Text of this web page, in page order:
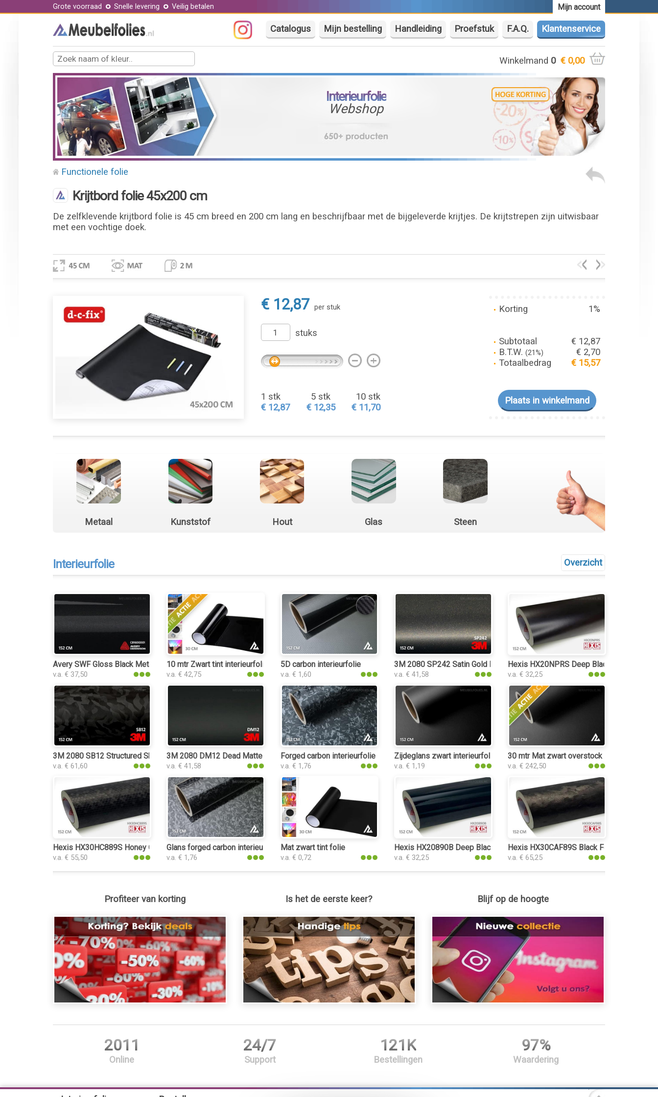
Mijn account
Grote voorraad Snelle levering Veilig betalen
Catalogus Mijn bestelling Handleiding Proefstuk F.A.Q. Klantenservice
Winkelmand 0 € 0,00
Interieurfolie
Webshop
Functionele folie
Krijtbord folie 45x200 cm
De zelfklevende krijtbord folie is 45 cm breed en 200 cm lang en beschrijfbaar met de bijgeleverde krijtjes. De krijtstrepen zijn uitwisbaar
met een vochtige doek.
€ 12,87 per stuk
stuks
1 stk
€ 12,87
5 stk
€ 12,35
10 stk
€ 11,70
Korting 1%
Subtotaal
€ 12,87
B.T.W. (21%)
€ 2,70
Totaalbedrag
€ 15,57
Metaal Kunststof Hout Glas Steen
Overzicht
Interieurfolie
Avery SWF Gloss Black Metallic interieurfolie
v.a. € 37,50
10 mtr Zwart tint interieurfolie
v.a. € 42,75
5D carbon interieurfolie
v.a. € 1,60
3M 2080 SP242 Satin Gold Dust Black interieurfolie
v.a. € 41,58
Hexis HX20NPRS Deep Black Satin
v.a. € 32,25
3M 2080 SB12 Structured Shadow Black interieurfolie
v.a. € 61,60
3M 2080 DM12 Dead Matte Black interieurfolie
v.a. € 41,58
Forged carbon interieurfolie
v.a. € 1,76
Zijdeglans zwart interieurfolie
v.a. € 1,19
30 mtr Mat zwart overstock
v.a. € 242,50
Hexis HX30HC889S Honey Comb Black interieurfolie
v.a. € 55,50
Glans forged carbon interieurfolie
v.a. € 1,76
Mat zwart tint folie
v.a. € 0,72
Hexis HX20890B Deep Black Gloss interieurfolie
v.a. € 32,25
Hexis HX30CAF89S Black Forged Carbon
v.a. € 65,25
Profiteer van korting Is het de eerste keer? Blijf op de hoogte
2011
Online
24/7
Support
121K
Bestellingen
97%
Waardering